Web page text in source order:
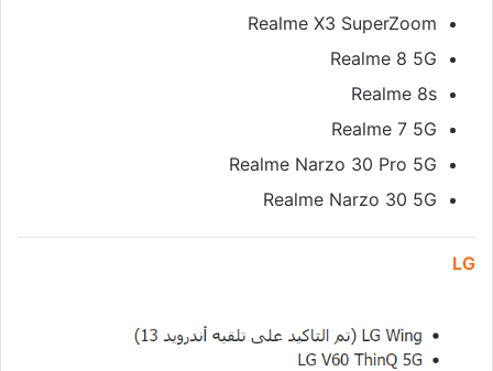
Realme X3 SuperZoom
Realme 8 5G
Realme 8s
Realme 7 5G
Realme Narzo 30 Pro 5G
Realme Narzo 30 5G
LG